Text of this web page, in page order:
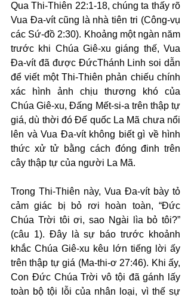
Qua Thi-Thiên 22:1-18, chúng ta thấy rõ
Vua Đa-vít cũng là nhà tiên tri (Công-vụ
các Sứ-đồ 2:30). Khoảng một ngàn năm
trước khi Chúa Giê-xu giáng thế, Vua
Đa-vít đã được ĐứcThánh Linh soi dẫn
để viết một Thi-Thiên phản chiếu chính
xác hình ảnh chịu thương khó của
Chúa Giê-xu, Đấng Mết-si-a trên thập tự
giá, dù thời đó Đế quốc La Mã chưa nổi
lên và Vua Đa-vít không biết gì về hình
thức xử tử bằng cách đóng đinh trên
cây thập tự của người La Mã.
Trong Thi-Thiên này, Vua Đa-vít bày tỏ
cảm giác bị bỏ rơi hoàn toàn, “Đức
Chúa Trời tôi ơi, sao Ngài lìa bỏ tôi?”
(câu 1). Đây là sự báo trước khoảnh
khắc Chúa Giê-xu kêu lớn tiếng lời ấy
trên thập tự giá (Ma-thi-ơ 27:46). Khi ấy,
Con Đức Chúa Trời vô tội đã gánh lấy
toàn bộ tội lỗi của nhân loại, vì thế sự